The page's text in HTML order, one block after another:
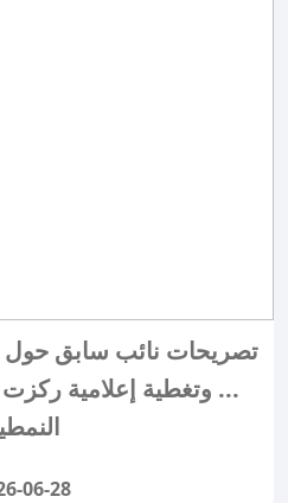
تصريحات نائب سابق حول
... وتغطية إعلامية ركزت
06-28